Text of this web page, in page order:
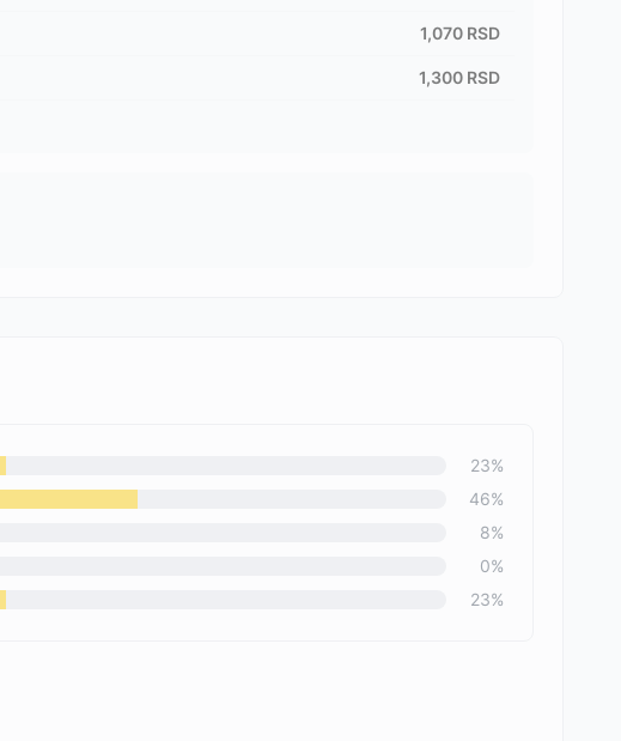
1,070 RSD
1,300 RSD
23%
46%
8%
0%
23%